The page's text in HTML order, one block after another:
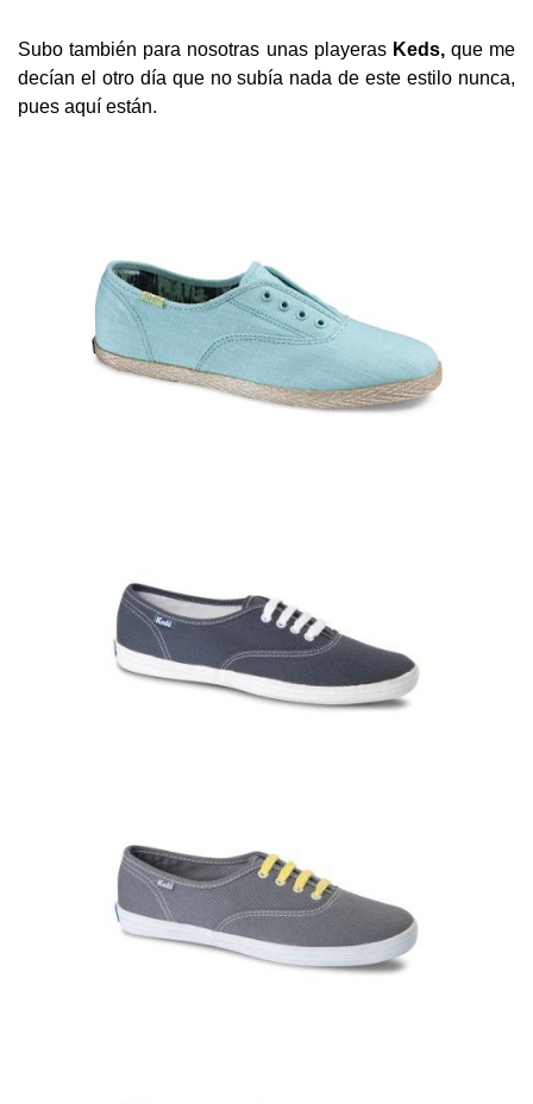
Subo también para nosotras unas playeras Keds,que me
decían el otro día que no subía nada de este estilo nunca,
pues aquí están.